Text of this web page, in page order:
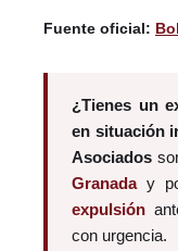
Fuente oficial:
¿Tienes un
en situación
Asociados
Granaday
expulsión
con urgencia.